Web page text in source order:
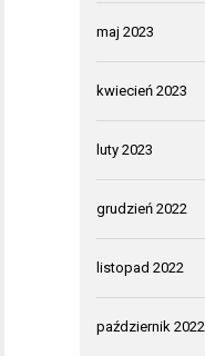
maj 2023
kwiecień 2023
luty 2023
grudzień 2022
listopad 2022
październik 2022